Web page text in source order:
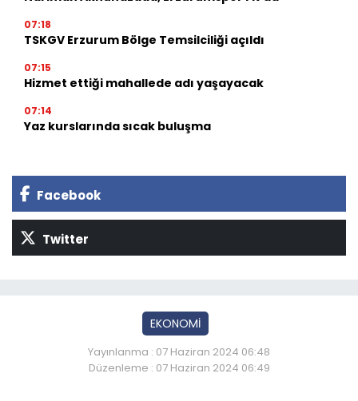
07:18
TSKGV Erzurum Bölge Temsilciliği açıldı
07:15
Hizmet ettiği mahallede adı yaşayacak
07:14
Yaz kurslarında sıcak buluşma
Facebook
Twitter
EKONOMİ
Yayınlanma : 07 Haziran 2024 06:48
Düzenleme : 07 Haziran 2024 06:49